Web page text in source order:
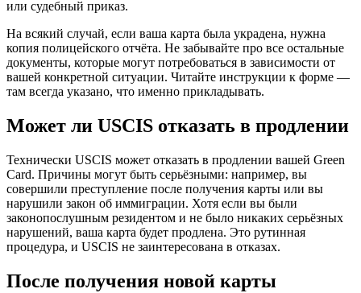
или судебный приказ.
На всякий случай, если ваша карта была украдена, нужна
копия полицейского отчёта. Не забывайте про все остальные
документы, которые могут потребоваться в зависимости от
вашей конкретной ситуации. Читайте инструкции к форме —
там всегда указано, что именно прикладывать.
Может ли USCIS отказать в продлении
Технически USCIS может отказать в продлении вашей Green
Card. Причины могут быть серьёзными: например, вы
совершили преступление после получения карты или вы
нарушили закон об иммиграции. Хотя если вы были
законопослушным резидентом и не было никаких серьёзных
нарушений, ваша карта будет продлена. Это рутинная
процедура, и USCIS не заинтересована в отказах.
После получения новой карты